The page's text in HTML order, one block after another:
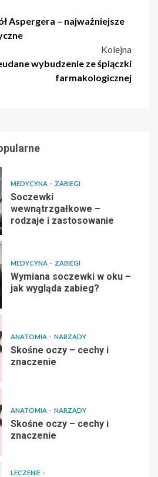
Aspergera – najważniejsze
Kolejna
wybudzenie ze śpiączki
farmakologicznej
MEDYCYNA ZABIEGI
Soczewki
wewnątrzgałkowe –
rodzaje i zastosowanie
MEDYCYNA ZABIEGI
Wymiana soczewki w oku –
jak wygląda zabieg?
ANATOMIA NARZĄDY
Skośne oczy – cechy i
znaczenie
ANATOMIA NARZĄDY
Skośne oczy – cechy i
znaczenie
LECZENIE